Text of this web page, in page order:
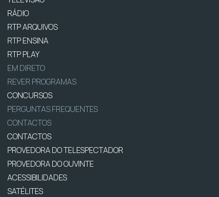
RÁDIO
RTP ARQUIVOS
RTP ENSINA
RTP PLAY
EM DIRETO
REVER PROGRAMAS
CONCURSOS
PERGUNTAS FREQUENTES
CONTACTOS
CONTACTOS
PROVEDORA DO TELESPECTADOR
PROVEDORA DO OUVINTE
ACESSIBILIDADES
SATÉLITES